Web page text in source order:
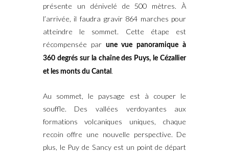
présente un dénivelé de 500 mètres. À
l’arrivée, il faudra gravir 864 marches pour
atteindre le sommet. Cette étape est
récompensée par une vue panoramique à
360 degrés sur la chaîne des Puys, le Cézallier
et les monts du Cantal .
Au sommet, le paysage est à couper le
souffle. Des vallées verdoyantes aux
formations volcaniques uniques, chaque
recoin offre une nouvelle perspective. De
plus, le Puy de Sancy est un point de départ